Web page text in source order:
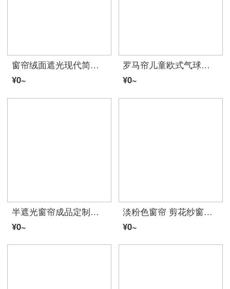
窗帘绒面遮光现代简约客厅卧室飘窗素色德国立绒窗帘成品定制 海兰 布6.0*2.7(高)一块挂钩
¥0~
罗马帘儿童欧式气球帘田园风小清新刺绣成品提拉帘客厅半帘升降帘窗帘 窗帘成品 窗帘 客厅 飘窗窗帘 高度1.45米魔术贴 欧式白色纱0.8米宽
¥0~
半遮光窗帘成品定制客厅卧室阳台短帘半帘简约现代窗帘布 出租房屋宿舍伸缩杆短窗门帘 城堡 1米宽x2.3米高 挂钩款1片
¥0~
淡粉色窗帘 剪花纱窗帘窗纱 卧室客厅阳台飘窗黄粉色白色纱帘成品纱布 烂花纱白底纱紫色大荷花 1片宽5*高2.7米打孔加工银圈
¥0~